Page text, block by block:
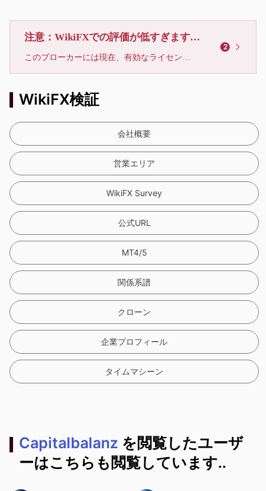
注意：WikiFXでの評価が低すぎます、利用しないでください
このブローカーには現在、有効なライセンスが確認されていません。リスクにご注意下さい！
2
WikiFX検証
会社概要
営業エリア
WikiFX Survey
公式URL
MT4/5
関係系譜
クローン
企業プロフィール
タイムマシーン
Capitalbalanz を閲覧したユーザ
ーはこちらも閲覧しています..